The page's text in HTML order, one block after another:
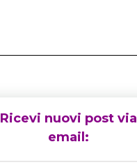
Ricevi nuovi post via
email: